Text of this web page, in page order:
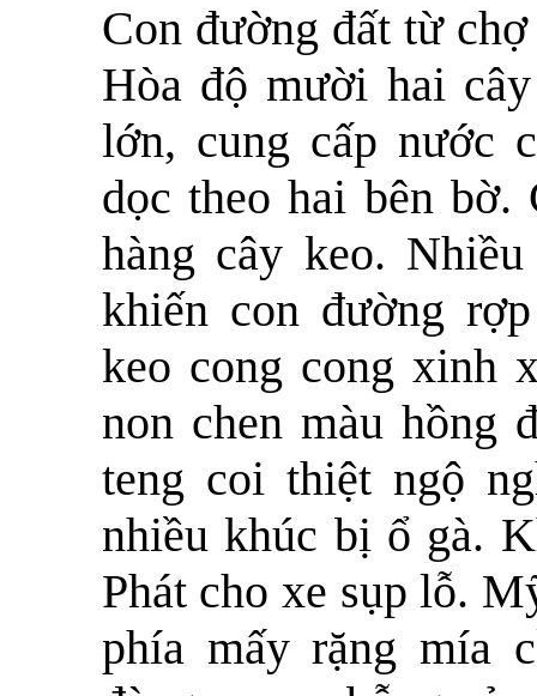
Con đường đất từ
Hòa độ mười hai
lớn, cung cấp nước
dọc theo hai bên bờ.
hàng cây keo.
khiến con đường
keo cong cong xinh
non chen màu hồng
teng coi thiệt ngộ
nhiều khúc bị ổ gà.
Phát cho xe sụp lỗ.
phía mấy rặng mía